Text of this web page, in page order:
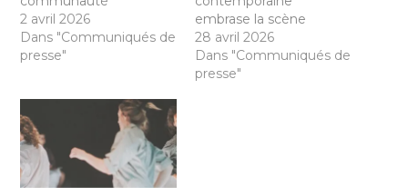
2 avril 2026
Dans "Communiqués de
presse"
embrase la scène
28 avril 2026
Dans "Communiqués de
presse"